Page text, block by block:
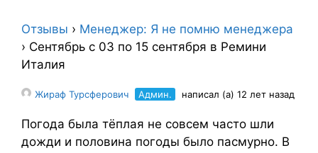
Отзывы › Менеджер: Я не помню менеджера
› Сентябрь с 03 по 15 сентября в Ремини
Италия
Жираф Турсферович Админ. написал (а) 12 лет назад
Погода была тёплая не совсем часто шли
дожди и половина погоды было пасмурно. В